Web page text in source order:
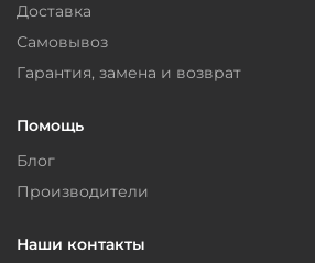
Доставка
Самовывоз
Гарантия, замена и возврат
Помощь
Блог
Производители
Наши контакты